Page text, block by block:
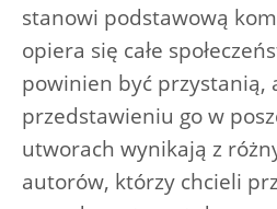
stanowi podstawową
opiera się całe
powinien być przystanią,
przedstawieniu go w
utworach wynikają z
autorów, którzy chcieli